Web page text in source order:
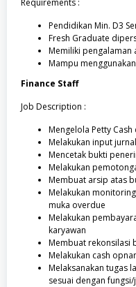
Pendidikan Min. D3
Fresh Graduate
Memiliki pengalaman
Mampu
Finance Staff
Job Description :
Mengelola Petty
Melakukan input
Mencetak bukti
Melakukan
Membuat arsip atas
Melakukan
muka overdue
Melakukan
karyawan
Membuat rekonsilasi
Melakukan cash
Melaksanakan tugas
sesuai dengan